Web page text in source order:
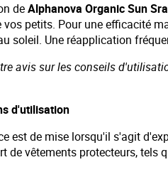
deAlphanova Organic Sun
vos petits. Pour une efficacité
soleil. Une réapplication
avis sur les conseils
d'utilisation
est de mise lorsqu'il s'agit
de vêtements protecteurs, tels